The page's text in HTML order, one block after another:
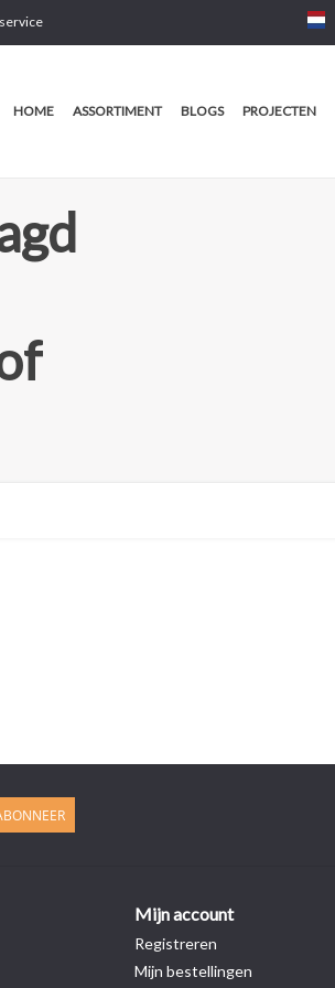
HOME ASSORTIMENT BLOGS PROJECTEN
Mijn account
Registreren
Mijn bestellingen